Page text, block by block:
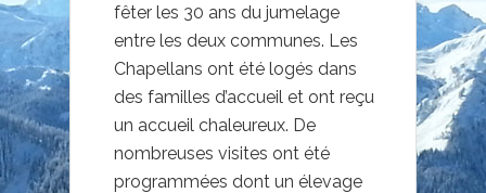
fêter les 30 ans du jumelage
entre les deux communes. Les
Chapellans ont été logés dans
des familles d’accueil et ont reçu
un accueil chaleureux. De
nombreuses visites ont été
programmées dont un élevage